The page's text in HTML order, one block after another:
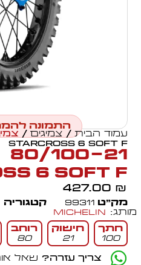
התמונה
עמוד הבית/ צמיגים /
STARCROSS 6 SOFT F
80/100-21
6 SOFT F
427.00 ₪
מק״ט 99311 קטגוריה
מותג: Michelin
חתך
100
חישוק
21
רוחב
80
צריך עזרה? שאל